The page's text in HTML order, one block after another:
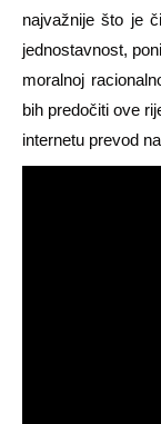
najvažnije što je
jednostavnost,
moralnoj
bih predočiti ove
internetu prevod